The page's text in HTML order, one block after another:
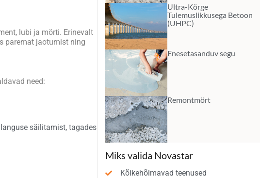
lubi ja mörti. Erinevalt
paremat jaotumist ning
need:
säilitamist, tagades
Ultra-Kõrge
Tulemuslikkusega Betoon
(UHPC)
Enesetasanduv segu
Remontmört
Miks valida Novastar
Kõikehõlmavad teenused